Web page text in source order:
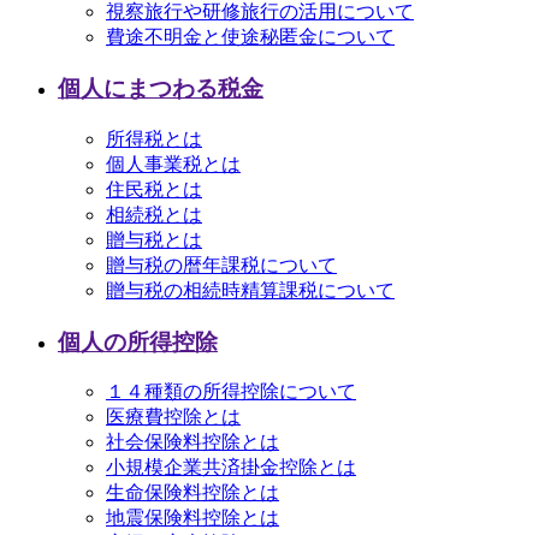
視察旅行や研修旅行の活用について
費途不明金と使途秘匿金について
個人にまつわる税金
所得税とは
個人事業税とは
住民税とは
相続税とは
贈与税とは
贈与税の暦年課税について
贈与税の相続時精算課税について
個人の所得控除
１４種類の所得控除について
医療費控除とは
社会保険料控除とは
小規模企業共済掛金控除とは
生命保険料控除とは
地震保険料控除とは